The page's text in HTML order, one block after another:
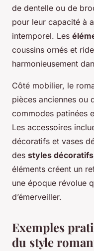
de dentelle ou de
pour leur capacité à
intemporel. Les
coussins ornés et
harmonieusement
Côté mobilier, le
pièces anciennes ou
commodes patinées
Les accessoires
décoratifs et vases
des styles décoratifs
éléments créent un
une époque révolue
d’émerveiller.
Exemples
du style